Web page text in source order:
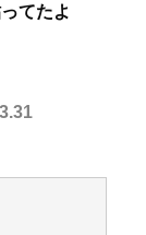
てたよ